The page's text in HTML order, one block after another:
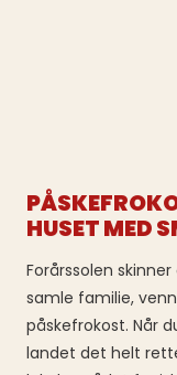
HUSET MED
Forårssolen
samle familie,
påskefrokost. Når
landet det helt